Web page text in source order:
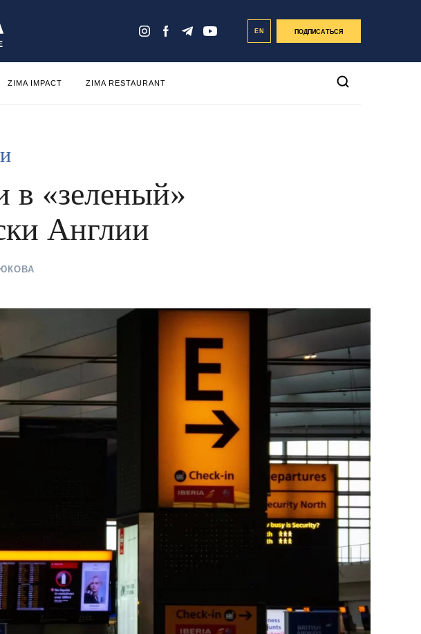
EN ПОДПИСАТЬСЯ
ZIMA IMPACT ZIMA RESTAURANT
в «зеленый»
Англии